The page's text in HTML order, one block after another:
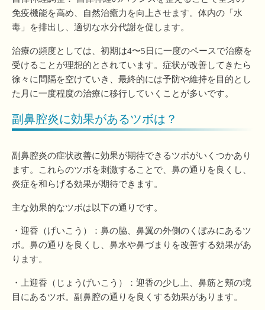
免疫機能を高め、自然治癒力を向上させます。体内の「水
毒」を排出し、適切な水分代謝を促します。
治療の頻度としては、初期は4〜5日に一度のペースで治療を
受けることが理想的とされています。症状が改善してきたら
徐々に間隔を空けていき、最終的には予防や維持を目的とし
た月に一度程度の治療に移行していくことが多いです。
副鼻腔炎に効果があるツボは？
副鼻腔炎の症状改善に効果が期待できるツボがいくつかあり
ます。これらのツボを刺激することで、鼻の通りを良くし、
炎症を和らげる効果が期待できます。
主な効果的なツボは以下の通りです。
・迎香（げいこう）：鼻の脇、鼻翼の外側のくぼみにあるツ
ボ。鼻の通りを良くし、鼻水や鼻づまりを改善する効果があ
ります。
・上迎香（じょうげいこう）：迎香の少し上、鼻筋と頬の境
目にあるツボ。副鼻腔の通りを良くする効果があります。